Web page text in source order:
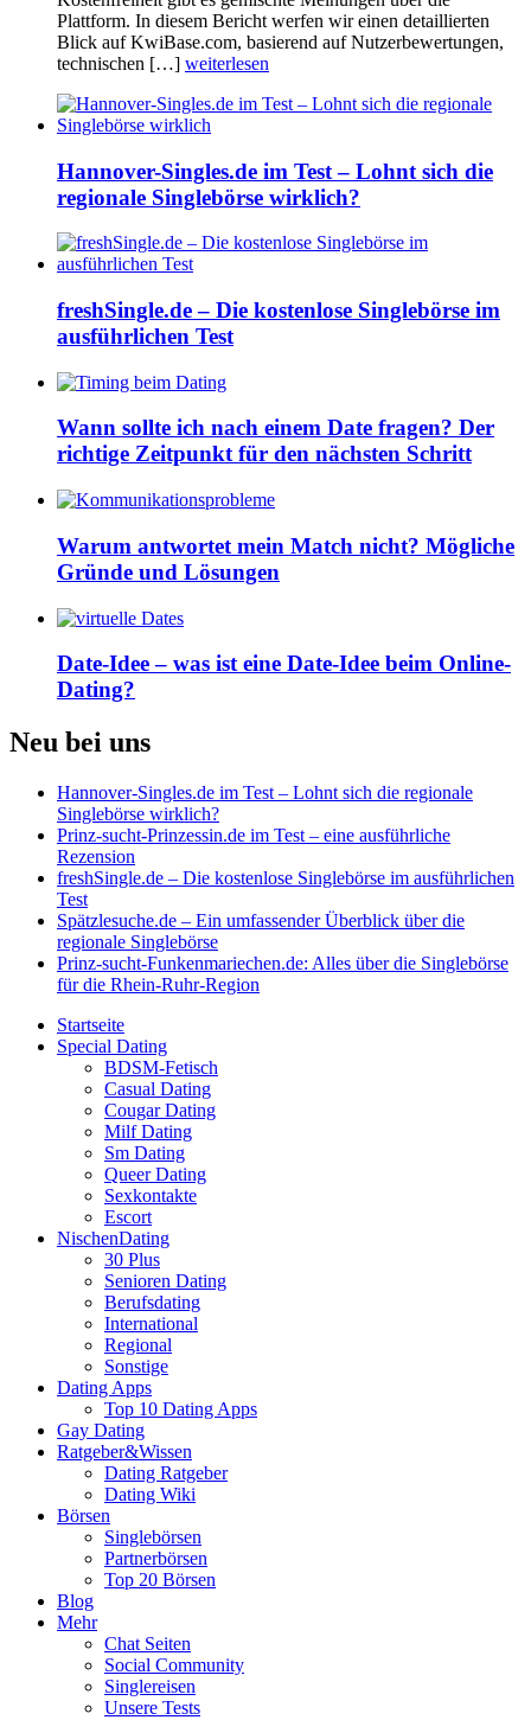
Plattform. In diesem Bericht werfen wir einen detaillierten
Blick auf KwiBase.com, basierend auf Nutzerbewertungen,
technischen […] weiterlesen
Hannover-Singles.de im Test – Lohnt sich die
regionale Singlebörse wirklich?
freshSingle.de – Die kostenlose Singlebörse im
ausführlichen Test
Wann sollte ich nach einem Date fragen? Der
richtige Zeitpunkt für den nächsten Schritt
Warum antwortet mein Match nicht? Mögliche
Gründe und Lösungen
Date-Idee – was ist eine Date-Idee beim Online-
Dating?
Neu bei uns
Hannover-Singles.de im Test – Lohnt sich die regionale
Singlebörse wirklich?
Prinz-sucht-Prinzessin.de im Test – eine ausführliche
Rezension
freshSingle.de – Die kostenlose Singlebörse im ausführlichen
Test
Spätzlesuche.de – Ein umfassender Überblick über die
regionale Singlebörse
Prinz-sucht-Funkenmariechen.de: Alles über die Singlebörse
für die Rhein-Ruhr-Region
Startseite
Special Dating
BDSM-Fetisch
Casual Dating
Cougar Dating
Milf Dating
Sm Dating
Queer Dating
Sexkontakte
Escort
NischenDating
30 Plus
Senioren Dating
Berufsdating
International
Regional
Sonstige
Dating Apps
Top 10 Dating Apps
Gay Dating
Ratgeber&Wissen
Dating Ratgeber
Dating Wiki
Börsen
Singlebörsen
Partnerbörsen
Top 20 Börsen
Blog
Mehr
Chat Seiten
Social Community
Singlereisen
Unsere Tests